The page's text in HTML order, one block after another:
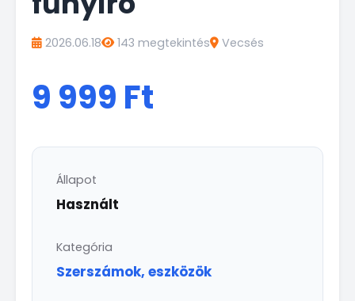
2026.06.18 143 megtekintés Vecsés
9 999 Ft
Állapot
Használt
Kategória
Szerszámok, eszközök